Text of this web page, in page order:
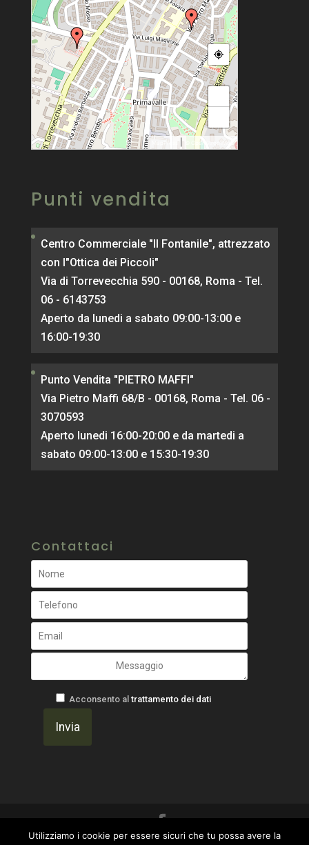
© OpenStreetMap
Punti vendita
Centro Commerciale "Il Fontanile", attrezzato
con l"Ottica dei Piccoli"
Via di Torrevecchia 590 - 00168, Roma - Tel.
06 - 6143753
Aperto da lunedi a sabato 09:00-13:00 e
16:00-19:30
Punto Vendita "PIETRO MAFFI"
Via Pietro Maffi 68/B - 00168, Roma - Tel. 06 -
3070593
Aperto lunedi 16:00-20:00 e da martedi a
sabato 09:00-13:00 e 15:30-19:30
Contattaci
Acconsento al trattamento dei dati
Utilizziamo i cookie per essere sicuri che tu possa avere la